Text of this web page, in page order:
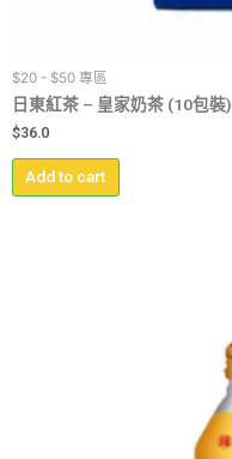
$20 - $50 專區
日東紅茶 – 皇家奶茶 (10包裝)
$36.0
Add to cart